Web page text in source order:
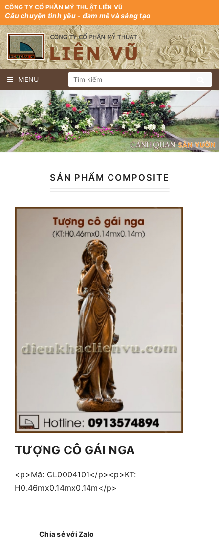
CÔNG TY CỔ PHẦN MỸ THUẬT LIÊN VŨ
Câu chuyện tình yêu - đam mê và sáng tạo
MENU
SẢN PHẨM COMPOSITE
TƯỢNG CÔ GÁI NGA
<p>Mã: CL0004101</p><p>KT:
H0.46mx0.14mx0.14m</p>
Chia sẻ với Zalo